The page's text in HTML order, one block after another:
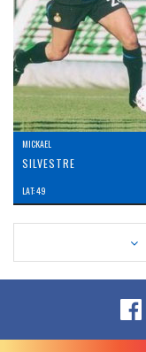
MICKAEL
SILVESTRE
LAT: 49